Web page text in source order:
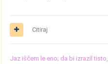
Citiraj
Jaz iščem le eno; da bi izrazil